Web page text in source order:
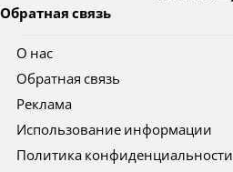
Обратная связь
О нас
Обратная связь
Реклама
Использование информации
Политика конфиденциальности